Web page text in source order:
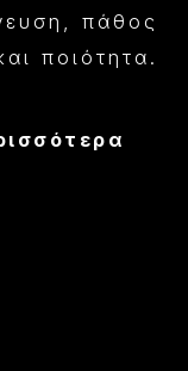
πάθος
ποιότητα.